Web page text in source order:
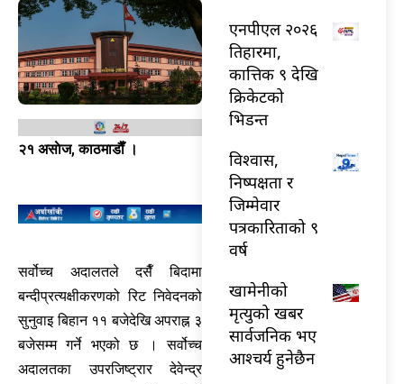
२१ असाेज, काठमाडाैँ ।
सर्वोच्च अदालतले दसैँ बिदामा
बन्दीप्रत्यक्षीकरणको रिट निवेदनको
सुनुवाइ बिहान ११ बजेदेखि अपराह्न ३
बजेसम्म गर्ने भएको छ । सर्वोच्च
अदालतका उपरजिष्ट्रार देवेन्द्र
एनपीएल २०२६
तिहारमा,
कात्तिक ९ देखि
क्रिकेटको
भिडन्त
विश्वास,
निष्पक्षता र
जिम्मेवार
पत्रकारिताको ९
वर्ष
खामेनीको
मृत्युको खबर
सार्वजनिक भए
आश्चर्य हुनेछैन